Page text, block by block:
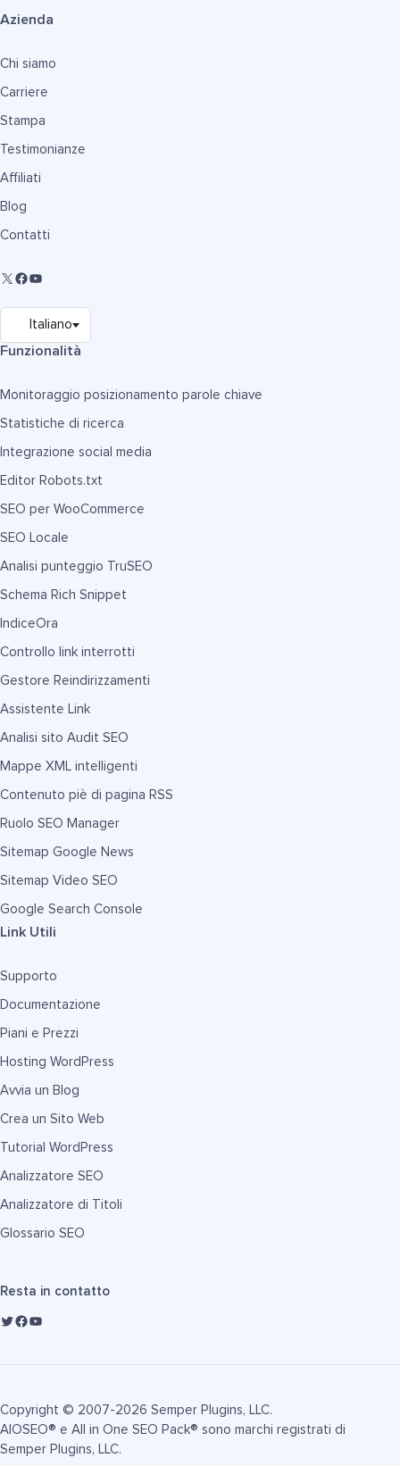
Azienda
Chi siamo
Carriere
Stampa
Testimonianze
Affiliati
Blog
Contatti
Funzionalità
Monitoraggio posizionamento parole chiave
Statistiche di ricerca
Integrazione social media
Editor Robots.txt
SEO per WooCommerce
SEO Locale
Analisi punteggio TruSEO
Schema Rich Snippet
IndiceOra
Controllo link interrotti
Gestore Reindirizzamenti
Assistente Link
Analisi sito Audit SEO
Mappe XML intelligenti
Contenuto piè di pagina RSS
Ruolo SEO Manager
Sitemap Google News
Sitemap Video SEO
Google Search Console
Link Utili
Supporto
Documentazione
Piani e Prezzi
Hosting WordPress
Avvia un Blog
Crea un Sito Web
Tutorial WordPress
Analizzatore SEO
Analizzatore di Titoli
Glossario SEO
Resta in contatto
Copyright © 2007-2026 Semper Plugins, LLC.
AIOSEO® e All in One SEO Pack® sono marchi registrati di
Semper Plugins, LLC.